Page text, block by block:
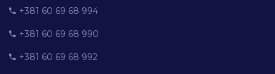
+381 60 69 68 994
+381 60 69 68 990
+381 60 69 68 992